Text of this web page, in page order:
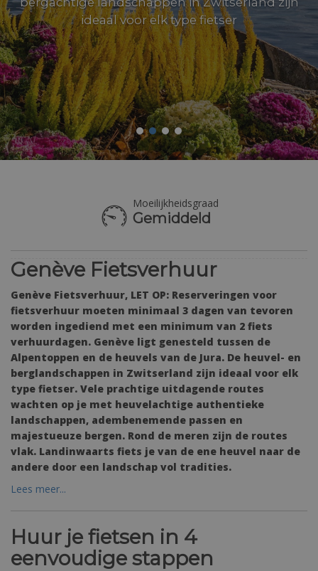
ideaal voor elk type fietser
Moeilijkheidsgraad
Gemiddeld
Land
Zwitserland
Genève Fietsverhuur
Genève Fietsverhuur, LET OP: Reserveringen voor
fietsverhuur moeten minimaal 3 dagen van tevoren
worden ingediend met een minimum van 2 fiets
verhuurdagen. Genève ligt genesteld tussen de
Alpentoppen en de heuvels van de Jura. De heuvel- en
berglandschappen in Zwitserland zijn ideaal voor elk
type fietser. Vele prachtige uitdagende routes
wachten op je met heuvelachtige authentieke
landschappen, adembenemende passen en
majestueuze bergen. Rond de meren zijn de routes
vlak. Landinwaarts fiets je van de ene heuvel naar de
andere door een landschap vol tradities.
Lees meer...
Huur je fietsen in 4
eenvoudige stappen